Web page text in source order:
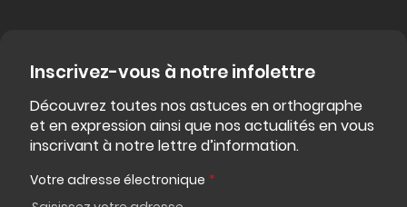
Inscrivez-vous à notre infolettre
Découvrez toutes nos astuces en orthographe
et en expression ainsi que nos actualités en vous
inscrivant à notre lettre d’information.
Votre adresse électronique *